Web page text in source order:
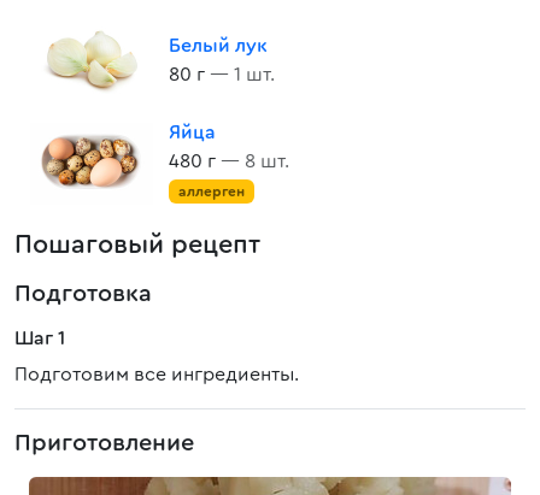
Белый лук
80 г — 1 шт.
Яйца
480 г — 8 шт.
аллерген
Пошаговый рецепт
Подготовка
Шаг 1
Подготовим все ингредиенты.
Приготовление